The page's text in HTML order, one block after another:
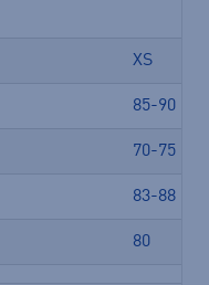
XS
85-90
70-75
83-88
80